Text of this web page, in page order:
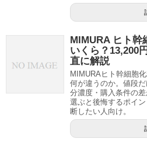
MIMURA ヒト幹
いくら？13,200
直に解説
MIMURAヒト幹細胞
何が違うのか。値段
分濃度・購入条件の
選ぶと後悔するポイ
断したい人向け。